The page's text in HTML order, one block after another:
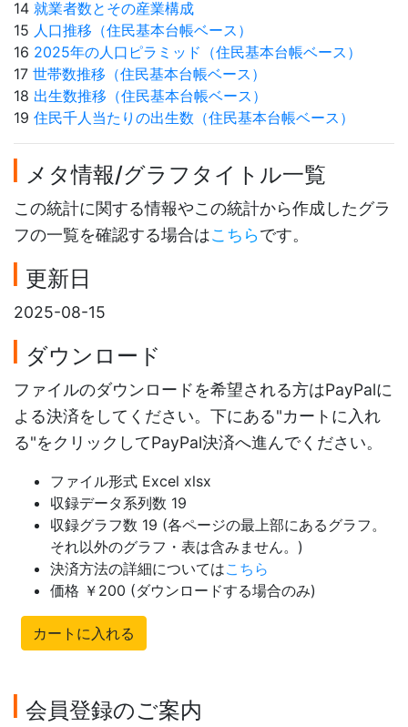
14 就業者数とその産業構成
15 人口推移（住民基本台帳ベース）
16 2025年の人口ピラミッド（住民基本台帳ベース）
17 世帯数推移（住民基本台帳ベース）
18 出生数推移（住民基本台帳ベース）
19 住民千人当たりの出生数（住民基本台帳ベース）
メタ情報/グラフタイトル一覧
この統計に関する情報やこの統計から作成したグラ
フの一覧を確認する場合はこちらです。
更新日
2025-08-15
ダウンロード
ファイルのダウンロードを希望される方はPayPalに
よる決済をしてください。下にある"カートに入れ
る"をクリックしてPayPal決済へ進んでください。
ファイル形式 Excel xlsx
収録データ系列数 19
収録グラフ数 19 (各ページの最上部にあるグラフ。
それ以外のグラフ・表は含みません。)
決済方法の詳細についてはこちら
価格 ￥200 (ダウンロードする場合のみ)
カートに入れる
会員登録のご案内